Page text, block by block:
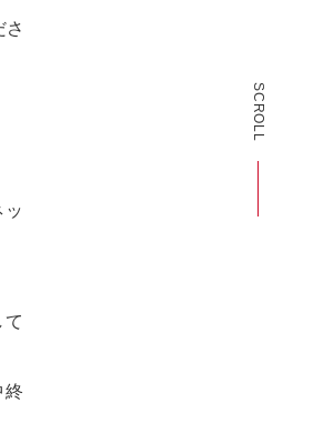
SCROLL
終